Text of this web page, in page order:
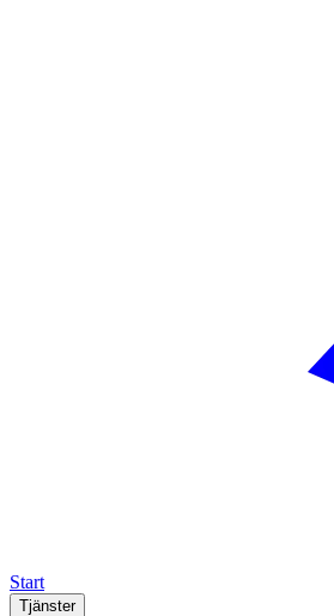
Start
Tjänster